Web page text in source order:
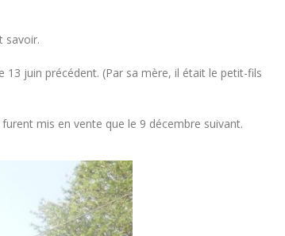
savoir.
13 juin précédent. (Par sa mère, il était le petit-fils
mis en vente que le 9 décembre suivant.